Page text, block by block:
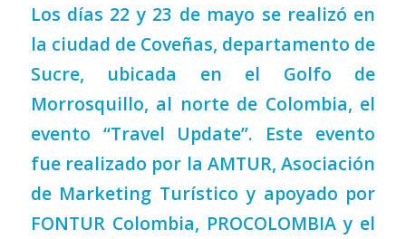
Los días 22 y 23 de mayo se realizó en
la ciudad de Coveñas, departamento de
Sucre, ubicada en el Golfo de
Morrosquillo, al norte de Colombia, el
evento “Travel Update”. Este evento
fue realizado por la AMTUR, Asociación
de Marketing Turístico y apoyado por
FONTUR Colombia, PROCOLOMBIA y el